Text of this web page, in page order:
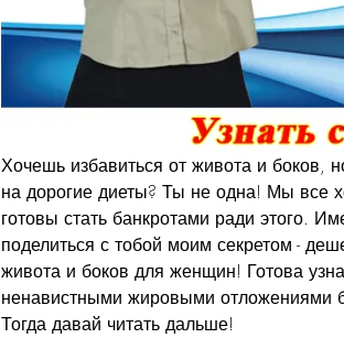
Хочешь избавиться от живота и боков,
на дорогие диеты? Ты не одна! Мы все
готовы стать банкротами ради этого.
поделиться с тобой моим секретом -
живота и боков для женщин! Готова
ненавистными жировыми отложениями
Тогда давай читать дальше!